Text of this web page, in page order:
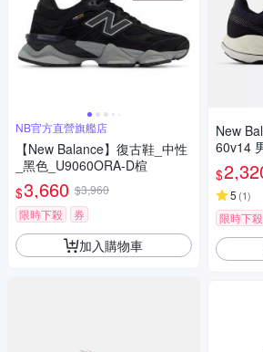
NB官方直營旗艦店
【New Balance】復古鞋_中性
_黑色_U9060ORA-D楦
$3,660 $3,960
限時下殺
券
加入購物車
New
60v14
$
5 (1)
限時下殺